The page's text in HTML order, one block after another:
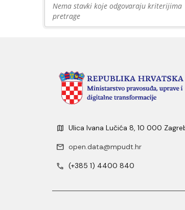
Nema stavki koje odgovaraju kriterijima
pretrage